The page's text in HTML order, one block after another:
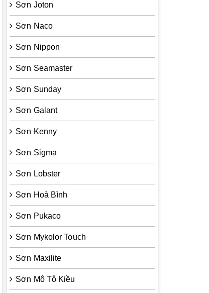
Sơn Joton
Sơn Naco
Sơn Nippon
Sơn Seamaster
Sơn Sunday
Sơn Galant
Sơn Kenny
Sơn Sigma
Sơn Lobster
Sơn Hoà Bình
Sơn Pukaco
Sơn Mykolor Touch
Sơn Maxilite
Sơn Mô Tô Kiều